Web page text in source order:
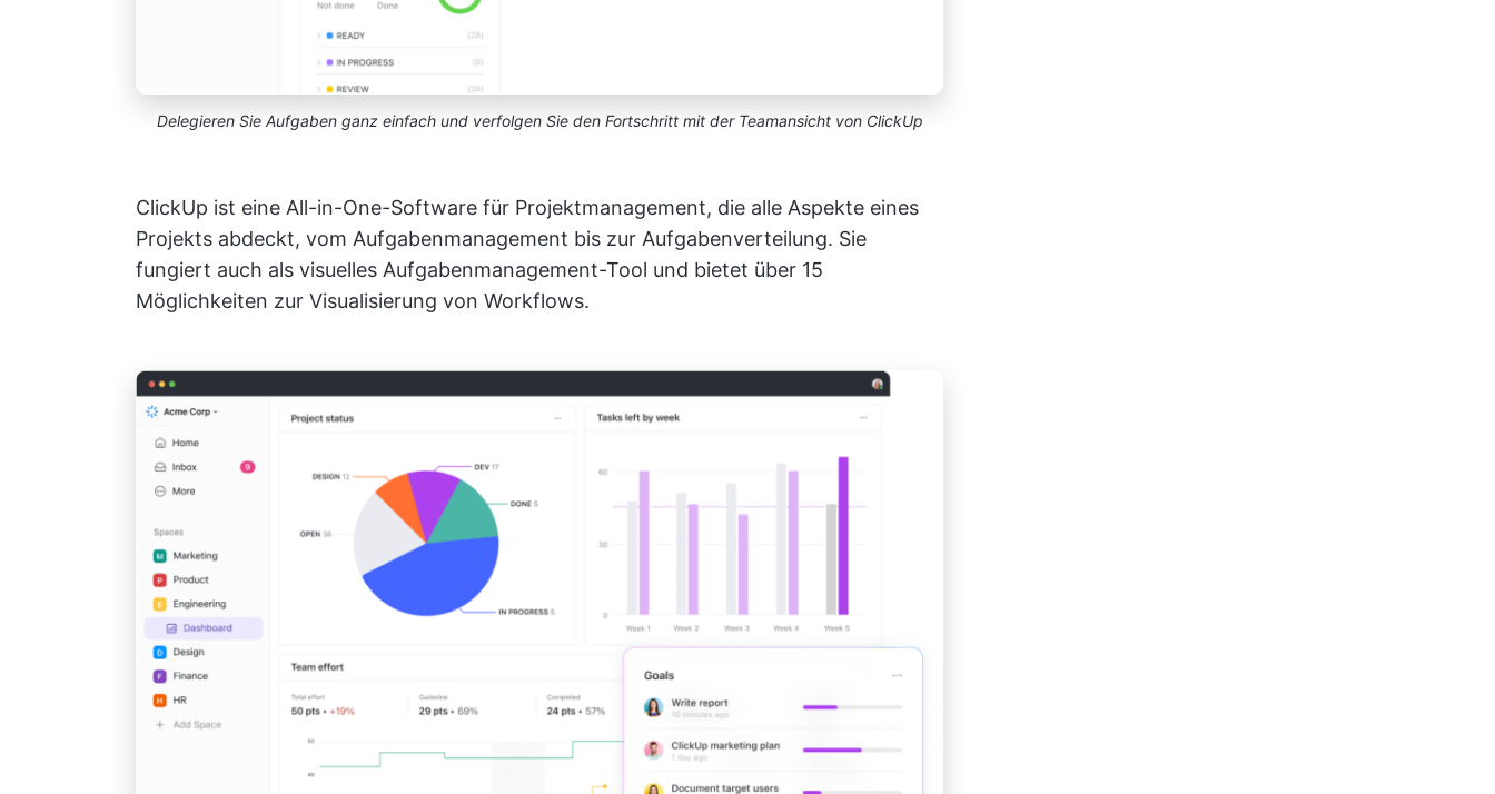
Delegieren Sie Aufgaben ganz einfach und verfolgen Sie den Fortschritt mit der Teamansicht von ClickUp
ClickUp ist eine All-in-One-Software für Projektmanagement, die alle Aspekte eines
Projekts abdeckt, vom Aufgabenmanagement bis zur Aufgabenverteilung. Sie
fungiert auch als visuelles Aufgabenmanagement-Tool und bietet über 15
Möglichkeiten zur Visualisierung von Workflows.